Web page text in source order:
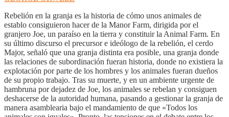
Rebelión en la granja es la historia de cómo unos animales de
establo consiguieron hacer de la Manor Farm, dirigida por el
granjero Joe, un paraíso en la tierra y constituir la Animal Farm. En
su último discurso el precursor e ideólogo de la rebelión, el cerdo
Major, señaló que una granja distinta era posible, una granja donde
las relaciones de subordinación fueran historia, donde no existiera la
explotación por parte de los hombres y los animales fueran dueños
de su propio trabajo. Tras su muerte, y en un ambiente urgente de
hambruna por dejadez de Joe, los animales se rebelan y consiguen
deshacerse de la autoridad humana, pasando a gestionar la granja de
manera asamblearia bajo el mandamiento de que «Todos los